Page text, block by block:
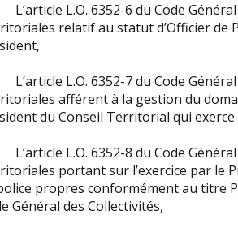
L.O. 6352-6 du Code Général
relatif au statut d’Officier de
L.O. 6352-7 du Code Général
afférent à la gestion du
du Conseil Territorial qui
L.O. 6352-8 du Code Général
portant sur l’exercice par le
propres conformément au titre
Général des Collectivités,